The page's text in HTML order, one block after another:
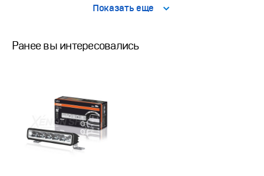
Показать еще
Ранее вы интересовались